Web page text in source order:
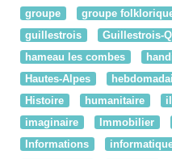
groupe
groupe
guillestrois
Guillestrois-
hameau les combes
Hautes-Alpes
Histoire
humanitaire
imaginaire
Immobilier
Informations